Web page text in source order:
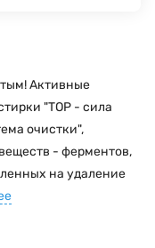
Активные
"ТОР - сила
очистки",
- ферментов,
на удаление